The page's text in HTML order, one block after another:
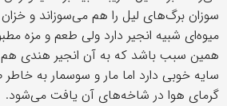
سوزان برگ‌های لیل را هم می‌سوزاند و
میوه‌ای شبیه انجیر دارد ولی طعم و مزه
همین سبب باشد که به آن انجیر هندی
سایه خوبی دارد اما مار و سوسمار به
گرمای هوا در شاخه‌های آن یافت می‌شود.